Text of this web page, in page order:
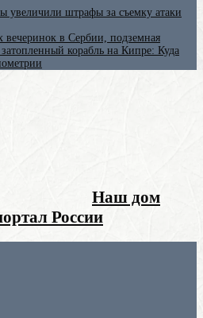
увеличили штрафы за съемку атаки
в Сербии, подземная
корабль на Кипре: Куда
Наш дом
России